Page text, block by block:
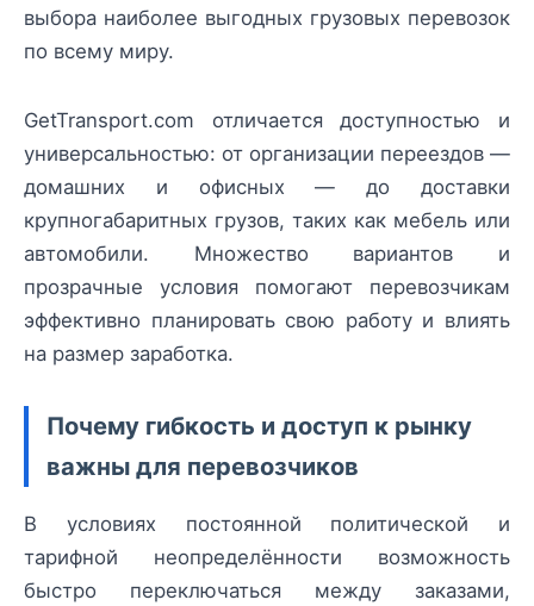
выбора наиболее выгодных грузовых перевозок
по всему миру.
GetTransport.com отличается доступностью и
универсальностью: от организации переездов —
домашних и офисных — до доставки
крупногабаритных грузов, таких как мебель или
автомобили. Множество вариантов и
прозрачные условия помогают перевозчикам
эффективно планировать свою работу и влиять
на размер заработка.
Почему гибкость и доступ к рынку
важны для перевозчиков
В условиях постоянной политической и
тарифной неопределённости возможность
быстро переключаться между заказами,